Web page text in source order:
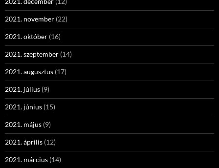
2021. november (22)
2021. október (16)
2021. szeptember (14)
2021. augusztus (17)
2021. július (9)
2021. június (15)
2021. május (9)
2021. április (12)
2021. március (14)